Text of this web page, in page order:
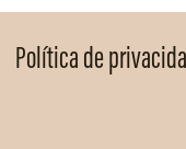
Política de